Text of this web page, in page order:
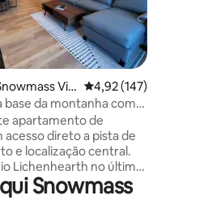
5, 266 avaliações
Vill
4,92 de uma avaliação
4,92 (147)
base da montanha com
apartamento de
direto a pista de
e localização central.
Lichenhearth no último
da Snowmass Base
passos do teleférico
Snowmass